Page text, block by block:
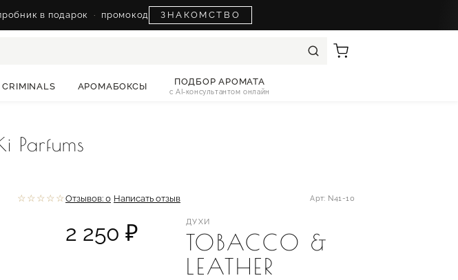
в подарок · промокод ЗНАКОМСТВО
АРОМАБОКСЫ ПОДБОР АРОМАТА
с AI-консультантом онлайн
Parfums
☆☆☆☆☆ Отзывов: 0 Написать отзыв Арт: N41-10
2 250 ₽ ДУХИ
TOBACCO &
LEATHER